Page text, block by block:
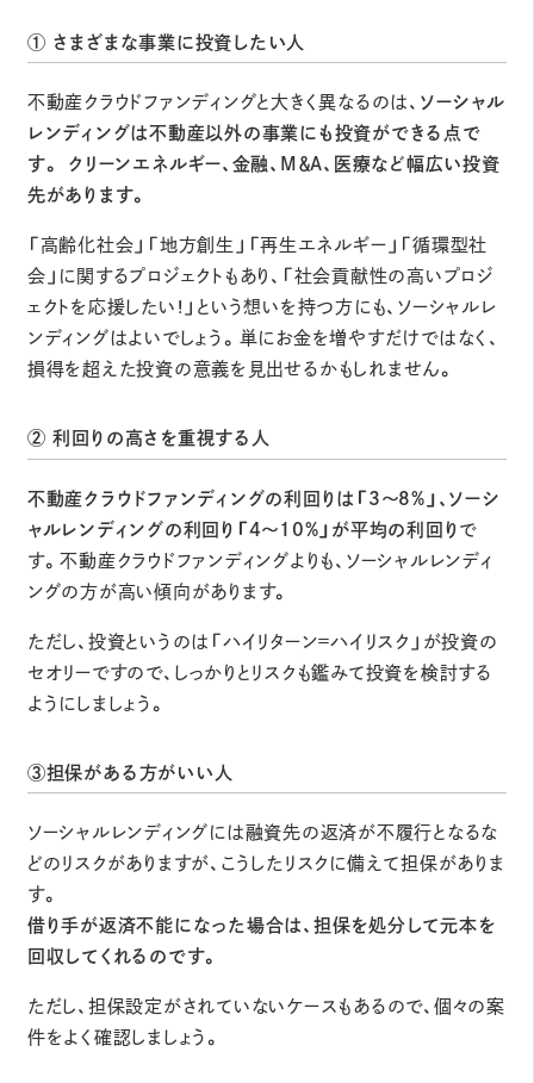
① さまざまな事業に投資したい人
不動産クラウドファンディングと大きく異なるのは、 ソーシャル
レンディングは不動産以外の事業にも投資ができる点で
す。 クリーンエネルギー、金融、M＆A、医療など幅広い投資
先があります。
「高齢化社会」「地方創生」「再生エネルギー」「循環型社
会」に関するプロジェクトもあり、「社会貢献性の高いプロジ
ェクトを応援したい！」という想いを持つ方にも、ソーシャルレ
ンディングはよいでしょう。単にお金を増やすだけではなく、
損得を超えた投資の意義を見出せるかもしれません。
② 利回りの高さを重視する人
不動産クラウドファンディングの利回りは「3～8%」、ソーシ
ャルレンディングの利回り「4～10%」が平均の利回り で
す。不動産クラウドファンディングよりも、ソーシャルレンディ
ングの方が高い傾向があります。
ただし、投資というのは「ハイリターン＝ハイリスク」が投資の
セオリーですので、しっかりとリスクも鑑みて投資を検討する
ようにしましょう。
③担保がある方がいい人
ソーシャルレンディングには融資先の返済が不履行となるな
どのリスクがありますが、こうしたリスクに備えて担保がありま
す。
借り手が返済不能になった場合は、担保を処分して元本を
回収してくれるのです。
ただし、担保設定がされていないケースもあるので、個々の案
件をよく確認しましょう。